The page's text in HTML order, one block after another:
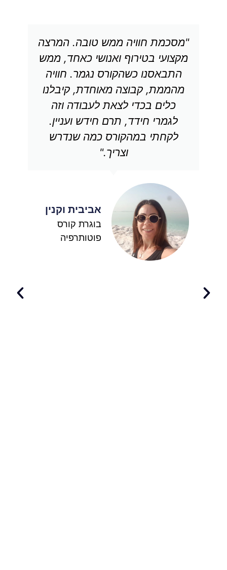
"מסכמת חוויה ממש טובה. המרצה
מקצועי בטירוף ואנושי כאחד, ממש
התבאסנו כשהקורס נגמר. חוויה
מהממת, קבוצה מאוחדת, קיבלנו
כלים בכדי לצאת לעבודה וזה
לגמרי חידד, תרם חידש ועניין.
לקחתי במהקורס כמה שנדרש
וצריך."
אביבית וקנין
בוגרת קורס
פוטותרפיה